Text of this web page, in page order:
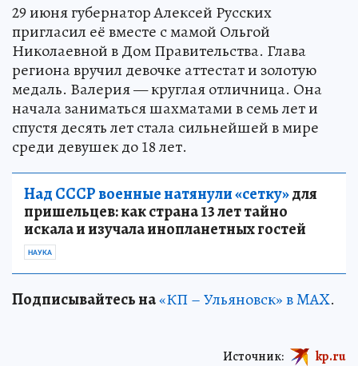
29 июня губернатор Алексей Русских
пригласил её вместе с мамой Ольгой
Николаевной в Дом Правительства. Глава
региона вручил девочке аттестат и золотую
медаль. Валерия — круглая отличница. Она
начала заниматься шахматами в семь лет и
спустя десять лет стала сильнейшей в мире
среди девушек до 18 лет.
Над СССР военные натянули «сетку»для
пришельцев: как страна 13 лет тайно
искала и изучала инопланетных гостей
НАУКА
Подписывайтесь на«КП – Ульяновск» в MAX.
Источник: kp.ru